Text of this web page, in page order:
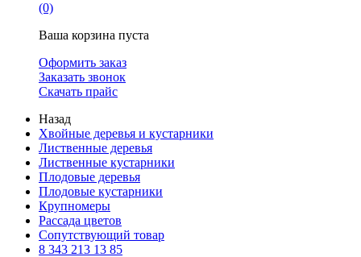
(0)
Ваша корзина пуста
Оформить заказ
Заказать звонок
Скачать прайс
Назад
Хвойные деревья и кустарники
Лиственные деревья
Лиственные кустарники
Плодовые деревья
Плодовые кустарники
Крупномеры
Рассада цветов
Сопутствующий товар
8 343 213 13 85